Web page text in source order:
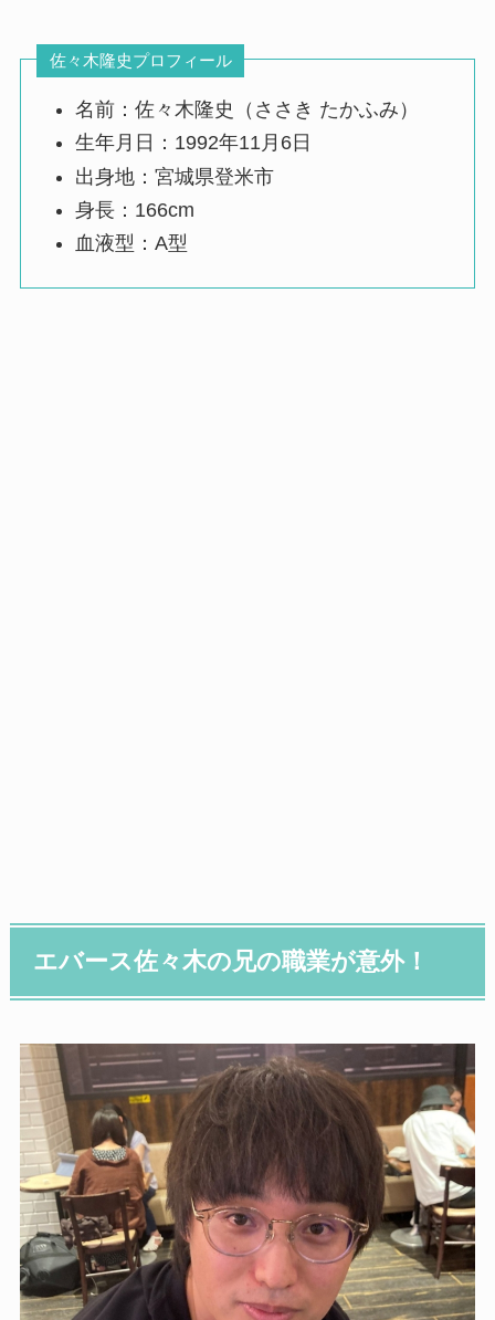
佐々木隆史プロフィール
名前：佐々木隆史（ささき たかふみ）
生年月日：1992年11月6日
出身地：宮城県登米市
身長：166cm
血液型：A型
エバース佐々木の兄の職業が意外！